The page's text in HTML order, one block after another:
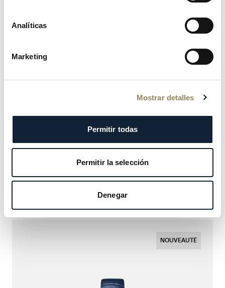
Analíticas
Marketing
Mostrar detalles
Permitir todas
Permitir la selección
Denegar
REINE DE NAPLES
9935BH/4Y/964 D0
NOUVEAUTÉ
NOUVEAUTÉ